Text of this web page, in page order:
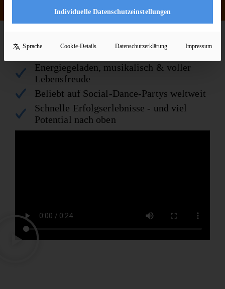
Energiegeladen, musikalisch & voller
Lebensfreude
Beliebt auf Social-Dance-Partys weltweit
Schnelle Erfolgserlebnisse - und viel
Potential nach oben
Individuelle Datenschutzeinstellungen
Sprache Cookie-Details Datenschutzerklärung Impressum